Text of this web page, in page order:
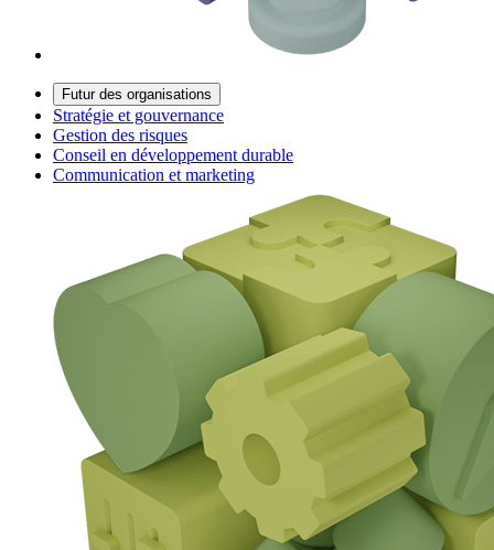
Futur des organisations
Stratégie et gouvernance
Gestion des risques
Conseil en développement durable
Communication et marketing